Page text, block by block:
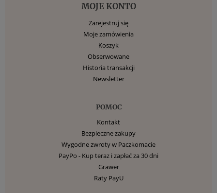
MOJE KONTO
Zarejestruj się
Moje zamówienia
Koszyk
Obserwowane
Historia transakcji
Newsletter
POMOC
Kontakt
Bezpieczne zakupy
Wygodne zwroty w Paczkomacie
PayPo - Kup teraz i zapłać za 30 dni
Grawer
Raty PayU